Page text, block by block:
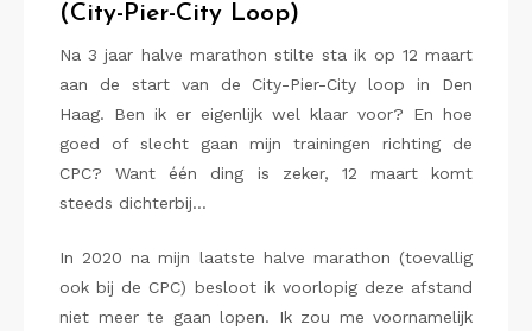
(City-Pier-City Loop)
Na 3 jaar halve marathon stilte sta ik op 12 maart
aan de start van de City-Pier-City loop in Den
Haag. Ben ik er eigenlijk wel klaar voor? En hoe
goed of slecht gaan mijn trainingen richting de
CPC? Want één ding is zeker, 12 maart komt
steeds dichterbij…
In 2020 na mijn laatste halve marathon (toevallig
ook bij de CPC) besloot ik voorlopig deze afstand
niet meer te gaan lopen. Ik zou me voornamelijk